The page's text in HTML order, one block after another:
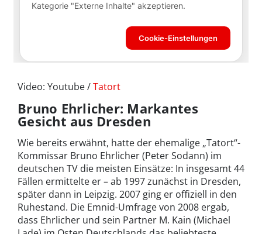
Video: Youtube /Tatort
Bruno Ehrlicher: Markantes
Gesicht aus Dresden
Wie bereits erwähnt, hatte der ehemalige „Tatort“-
Kommissar Bruno Ehrlicher (Peter Sodann) im
deutschen TV die meisten Einsätze: In insgesamt 44
Fällen ermittelte er – ab 1997 zunächst in Dresden,
später dann in Leipzig. 2007 ging er offiziell in den
Ruhestand. Die Emnid-Umfrage von 2008 ergab,
dass Ehrlicher und sein Partner M. Kain (Michael